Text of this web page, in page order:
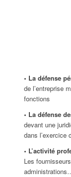
• La défense
de l’entreprise
fonctions
• La défense
devant une
dans l’exercice
• L’activité
Les